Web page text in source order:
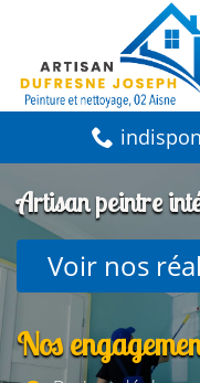
Artisan peintre
Voir nos
Nos